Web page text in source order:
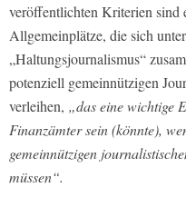
veröffentlichten Kriterien sind
Allgemeinplätze, die sich
„Haltungsjournalismus“
potenziell gemeinnützigen
verleihen, „das eine wichtige
Finanzämter sein (könnte),
gemeinnützigen
müssen“.